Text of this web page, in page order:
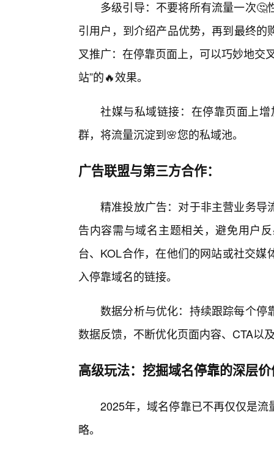
多级引导：不要将所有流量一次
引用户，到介绍产品优势，再到最终
叉推广：在停靠页面上，可以巧妙地交
站”的🔥效果。
社媒与私域链接：在停靠页面上
群，将流量沉淀到🌸您的私域池。
广告联盟与第三方合作：
精准投放广告：对于非主营业务导
告内容需与域名主题相关，避免用户
台、KOL合作，在他们的网站或社交
入停靠域名的链接。
数据分析与优化：持续跟踪每个停
数据反馈，不断优化页面内容、CTA以
高级玩法：挖掘域名停靠的深层
2025年，域名停靠已不再仅仅是
略。